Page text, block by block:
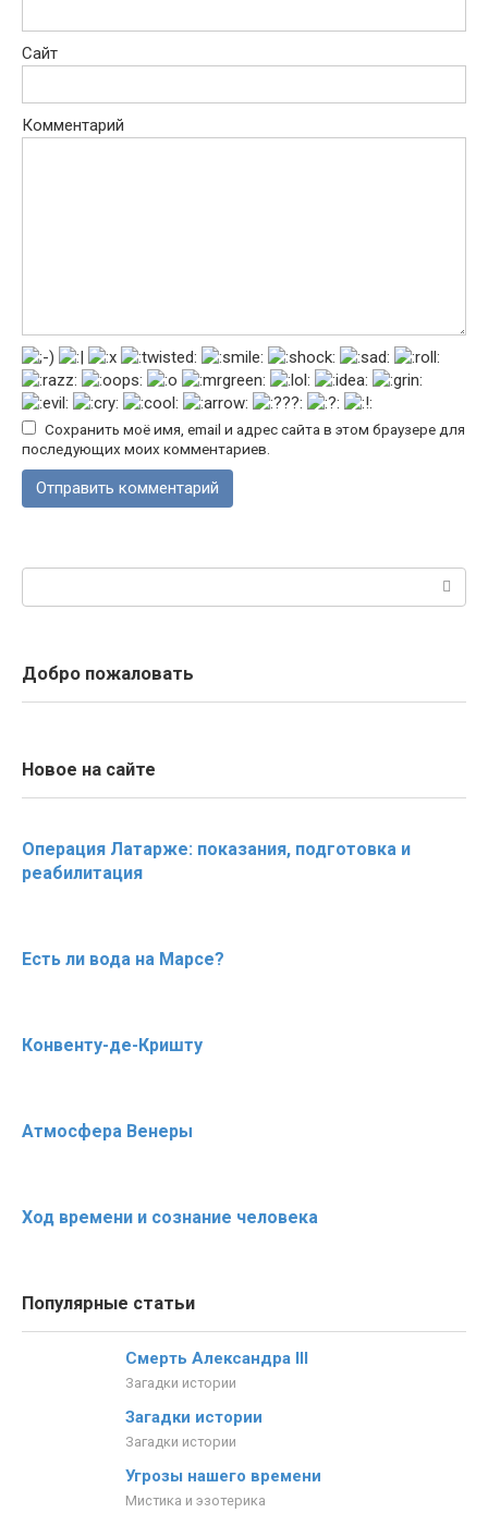
Сайт
Комментарий
Сохранить моё имя, email и адрес сайта в этом браузере для
последующих моих комментариев.
Поиск:
Добро пожаловать
Новое на сайте
Операция Латарже: показания, подготовка и
реабилитация
Есть ли вода на Марсе?
Конвенту-де-Кришту
Атмосфера Венеры
Ход времени и сознание человека
Популярные статьи
Смерть Александра III
Загадки истории
Загадки истории
Загадки истории
Угрозы нашего времени
Мистика и эзотерика